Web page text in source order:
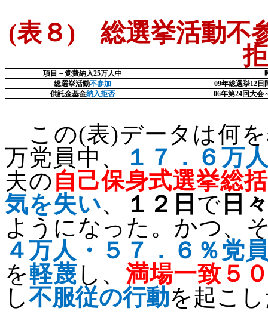
(表８) 総選挙活動不
項目－党費納入25万人中
総選挙活動不参加 09年総選挙12 日
供託金基金納入拒否 06年第24回大会
この(表)データは何
万党員中、
１７．６万
夫の自己保身式選挙総括
気を失い、 １２日 で 日
ようになった。かつ、
４万人・５７．６％党
を軽蔑 し、 満場一致５
し不服従の行動を起こ